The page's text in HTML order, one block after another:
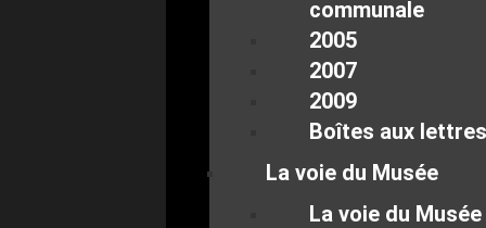
communale
2005
2007
2009
Boîtes aux lettres
La voie du Musée
La voie du Musée